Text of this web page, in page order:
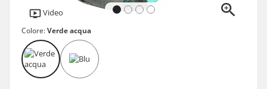
Video
Colore:Verde acqua